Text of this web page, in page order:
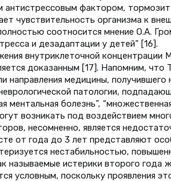
антистрессовым фактором,
чувствительность организма к
соотносится мнение О.А.
и дезадаптации у детей” [16].
внутриклеточной концентрации
доказанным [17]. Напомним, что
направления медицины,
патологии,
ментальная болезнь”,
возникать под воздействием
несомненно, является
от года до 3 лет представляют
нестабильностью,
называемые истерики второго
условным, поскольку проявления